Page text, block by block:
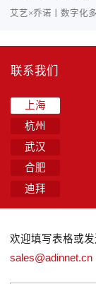
艾艺×乔诺丨数字化
联系我们
上海
杭州
武汉
合肥
迪拜
欢迎填写表格或